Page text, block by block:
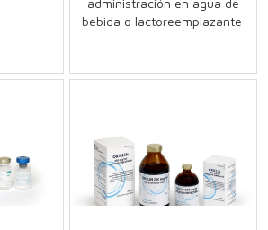
administración en agua de
bebida o lactoreemplazante